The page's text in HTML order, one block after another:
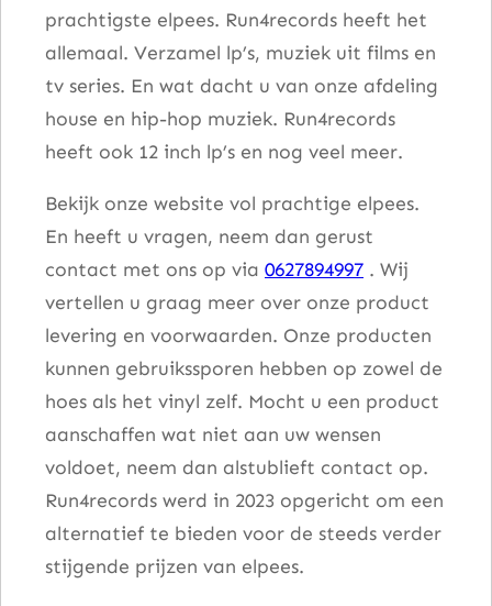
prachtigste elpees. Run4records heeft het
allemaal. Verzamel lp’s, muziek uit films en
tv series. En wat dacht u van onze afdeling
house en hip-hop muziek. Run4records
heeft ook 12 inch lp’s en nog veel meer.
Bekijk onze website vol prachtige elpees.
En heeft u vragen, neem dan gerust
contact met ons op via 0627894997 . Wij
vertellen u graag meer over onze product
levering en voorwaarden. Onze producten
kunnen gebruikssporen hebben op zowel de
hoes als het vinyl zelf. Mocht u een product
aanschaffen wat niet aan uw wensen
voldoet, neem dan alstublieft contact op.
Run4records werd in 2023 opgericht om een
alternatief te bieden voor de steeds verder
stijgende prijzen van elpees.